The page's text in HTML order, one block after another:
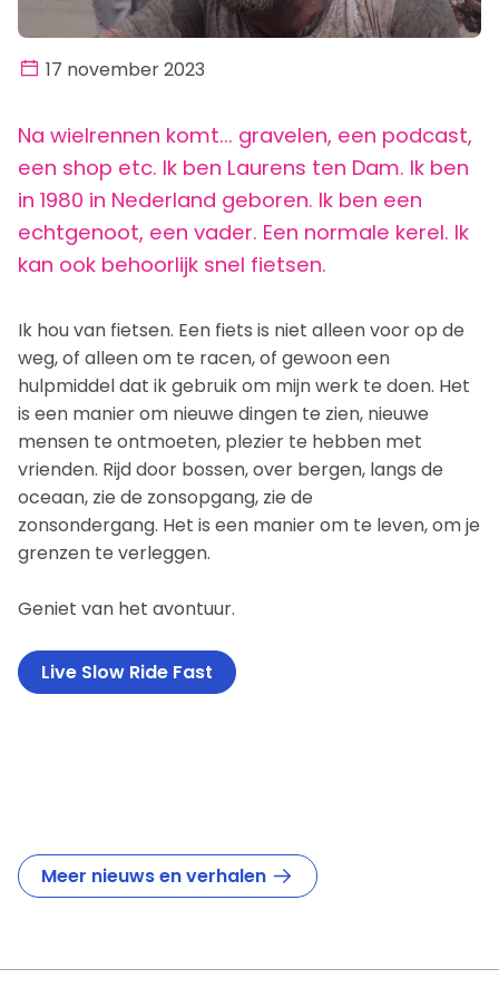
Lid worden
Proefrit
Aangemeld, en nu?
Teams
Mountainbike
Gravel
Recreanten
Agenda
Clubritten
Sponsoren
Kopak
17 november 2023
Na wielrennen komt... gravelen, een podcast,
een shop etc. Ik ben Laurens ten Dam. Ik ben
in 1980 in Nederland geboren. Ik ben een
echtgenoot, een vader. Een normale kerel. Ik
kan ook behoorlijk snel fietsen.
Ik hou van fietsen. Een fiets is niet alleen voor op de
weg, of alleen om te racen, of gewoon een
hulpmiddel dat ik gebruik om mijn werk te doen. Het
is een manier om nieuwe dingen te zien, nieuwe
mensen te ontmoeten, plezier te hebben met
vrienden. Rijd door bossen, over bergen, langs de
oceaan, zie de zonsopgang, zie de
zonsondergang. Het is een manier om te leven, om je
grenzen te verleggen.
Geniet van het avontuur.
Live Slow Ride Fast
Meer nieuws en verhalen